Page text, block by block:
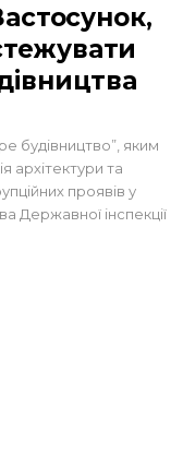
будівництво”, яким
архітектури та
проявів у
Державної інспекції